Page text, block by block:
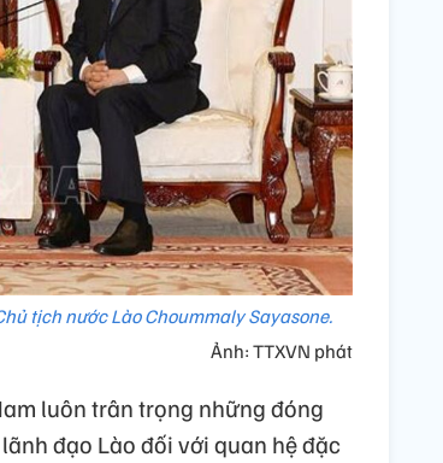
tịch nước Lào Choummaly Sayasone.
Ảnh: TTXVN phát
luôn trân trọng những đóng
đạo Lào đối với quan hệ đặc